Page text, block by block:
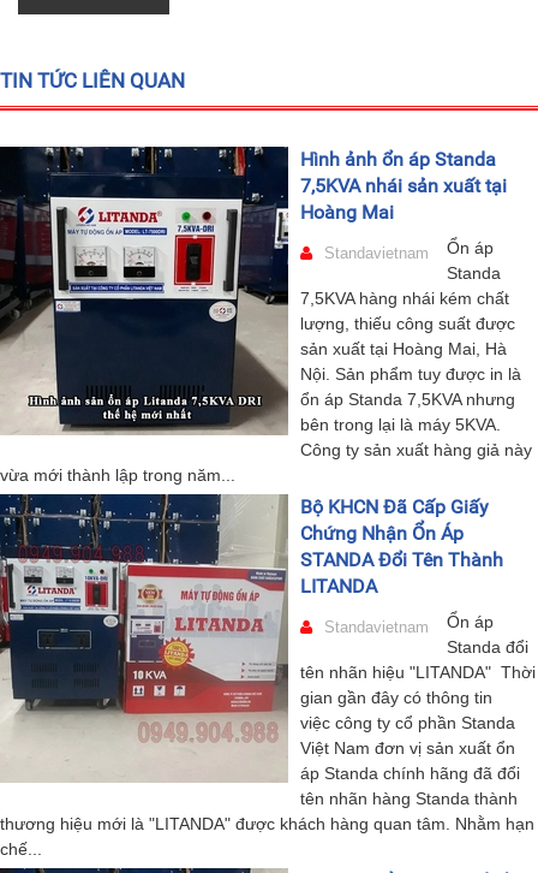
TIN TỨC LIÊN QUAN
Hình ảnh ổn áp Standa
7,5KVA nhái sản xuất tại
Hoàng Mai
Standavietnam
Ổn áp
Standa
7,5KVA hàng nhái kém chất
lượng, thiếu công suất được
sản xuất tại Hoàng Mai, Hà
Nội. Sản phẩm tuy được in là
ổn áp Standa 7,5KVA nhưng
bên trong lại là máy 5KVA.
Công ty sản xuất hàng giả này
vừa mới thành lập trong năm...
Bộ KHCN Đã Cấp Giấy
Chứng Nhận Ổn Áp
STANDA Đổi Tên Thành
LITANDA
Standavietnam
Ổn áp
Standa đổi
tên nhãn hiệu "LITANDA" Thời
gian gần đây có thông tin
việc công ty cổ phần Standa
Việt Nam đơn vị sản xuất ổn
áp Standa chính hãng đã đổi
tên nhãn hàng Standa thành
thương hiệu mới là "LITANDA" được khách hàng quan tâm. Nhằm hạn
chế...